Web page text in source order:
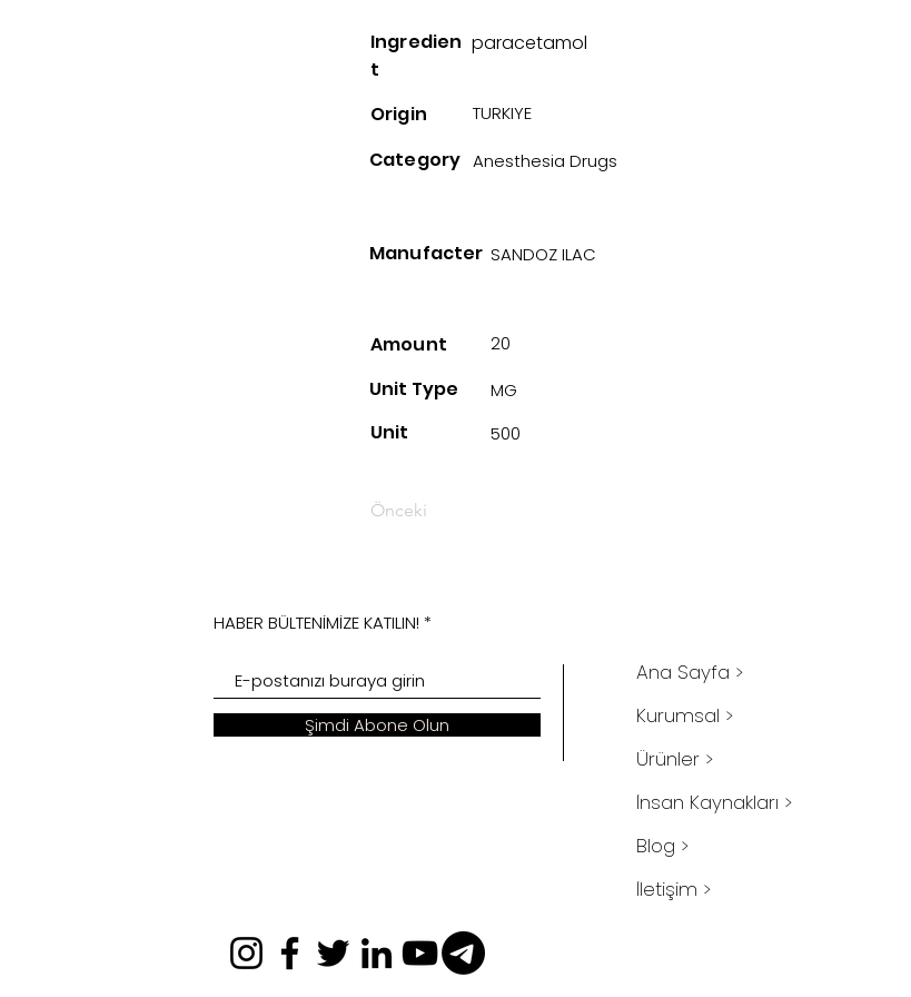
Ingredien
t
paracetamol
Origin TURKIYE
Category Anesthesia Drugs
Manufacter SANDOZ ILAC
Amount 20
Unit Type
Unit
MG
500
Önceki
HABER BÜLTENİMİZE KATILIN!
Şimdi Abone Olun
Ana Sayfa >
Kurumsal >
Ürünler >
İnsan Kaynakları >
Blog >
İletişim >